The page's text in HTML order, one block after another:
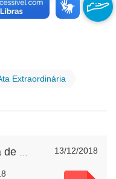
Extraordinária
13/12/2018